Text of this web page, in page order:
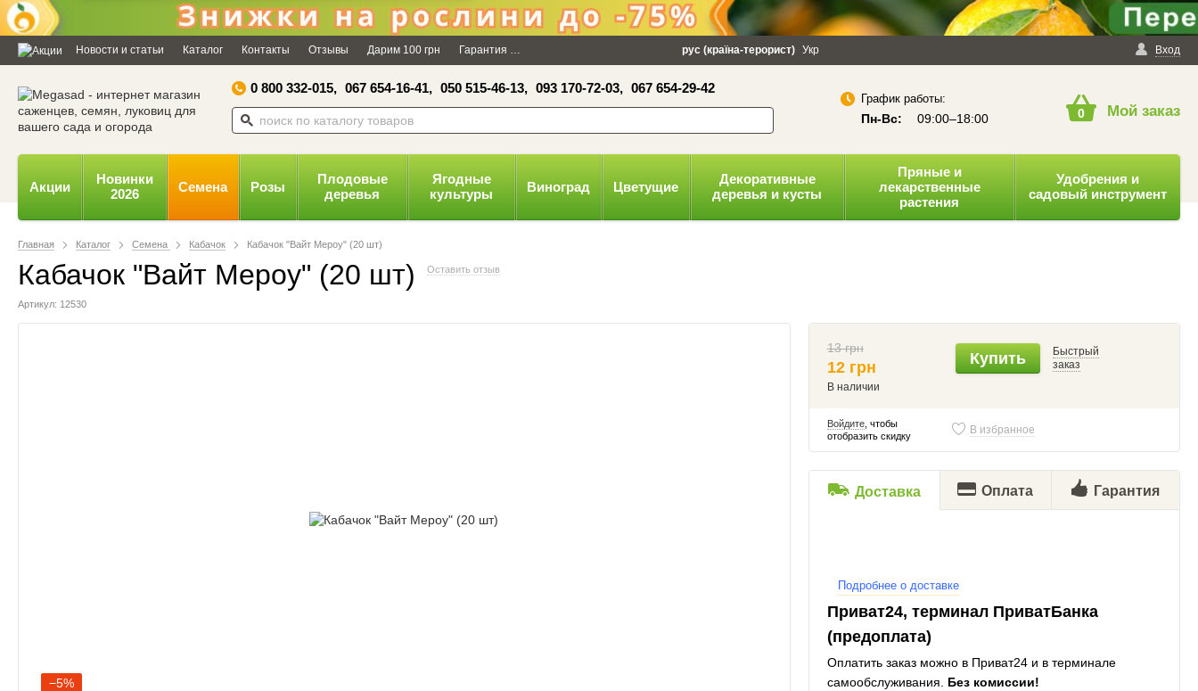
Дозвольте сайту megasad.net
відправляти вам сповіщення на
робочий стіл.
Powered by SendPulse Заборонити Дозволити
×
Новости и статьи Каталог Контакты Отзывы Дарим 100 грн Гарантия Оплата и доставка Политика конфиденциальности Вход
рус (країна-терорист) Укр
0 800 332-015, 067 654-16-41, 050 515-46-13, 093 170-72-03, 067 654-29-42
График работы:
Пн-Вс: 09:00–18:00 0 Мой заказ
Акции
Новинки
2026
Семена Розы
Плодовые
деревья
Ягодные
культуры
Виноград Цветущие
Декоративные
деревья и кусты
Пряные и
лекарственные
растения
Удобрения и
садовый инструмент
Главная Каталог Семена Кабачок Кабачок "Вайт Мероу" (20 шт)
Кабачок "Вайт Мероу" (20 шт) Оставить отзыв
Артикул: 12530
−5%
13 грн
12 грн
В наличии
Купить
Быстрый
заказ
Войдите, чтобы
отобразить скидку
В избранное
Доставка Оплата Гарантия
Подробнее о доставке
Приват24, терминал ПриватБанка
(предоплата)
Оплатить заказ можно в Приват24 и в терминале
самообслуживания. Без комиссии!